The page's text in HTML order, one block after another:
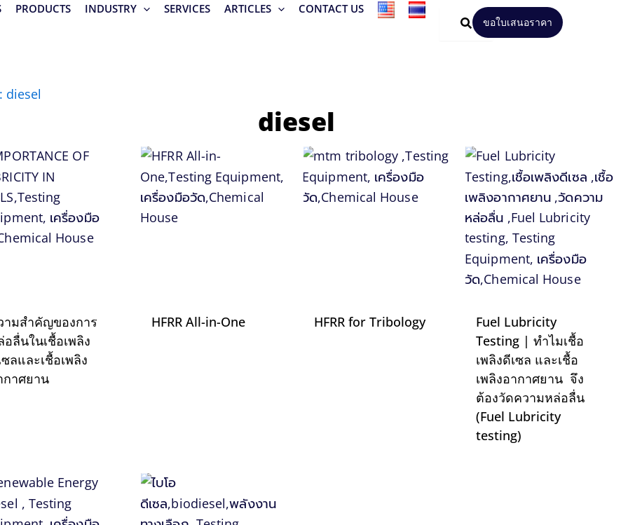
PRODUCTS INDUSTRY SERVICES ARTICLES CONTACT US
ขอใบเสนอราคา
diesel
diesel
ามสำคัญของการ
อลื่นในเชื้อเพลิง
ซลและเชื้อเพลิง
กาศยาน
HFRR All-in-One HFRR for Tribology
Fuel Lubricity
Testing | ทำไมเชื้อ
เพลิงดีเซล และเชื้อ
เพลิงอากาศยาน จึง
ต้องวัดความหล่อลื่น
(Fuel Lubricity
testing)